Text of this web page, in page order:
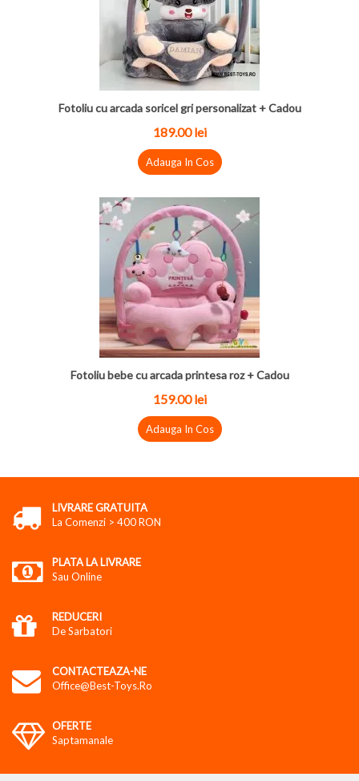
Fotoliu cu arcada soricel gri personalizat + Cadou
189.00 lei
Adauga In Cos
Fotoliu bebe cu arcada printesa roz + Cadou
159.00 lei
Adauga In Cos
LIVRARE GRATUITA
La Comenzi > 400 RON
PLATA LA LIVRARE
Sau Online
REDUCERI
De Sarbatori
CONTACTEAZA-NE
Office@best-Toys.ro
OFERTE
Saptamanale